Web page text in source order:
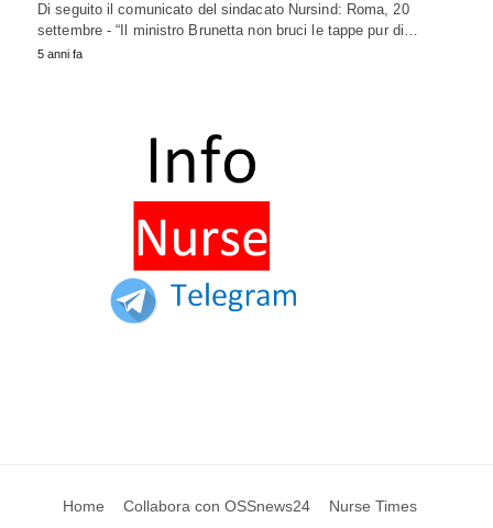
Di seguito il comunicato del sindacato Nursind: Roma, 20
settembre - “Il ministro Brunetta non bruci le tappe pur di…
5 anni fa
Home Collabora con OSSnews24 Nurse Times